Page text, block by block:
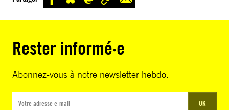
Rester informé·e
Abonnez-vous à notre newsletter hebdo.
OK